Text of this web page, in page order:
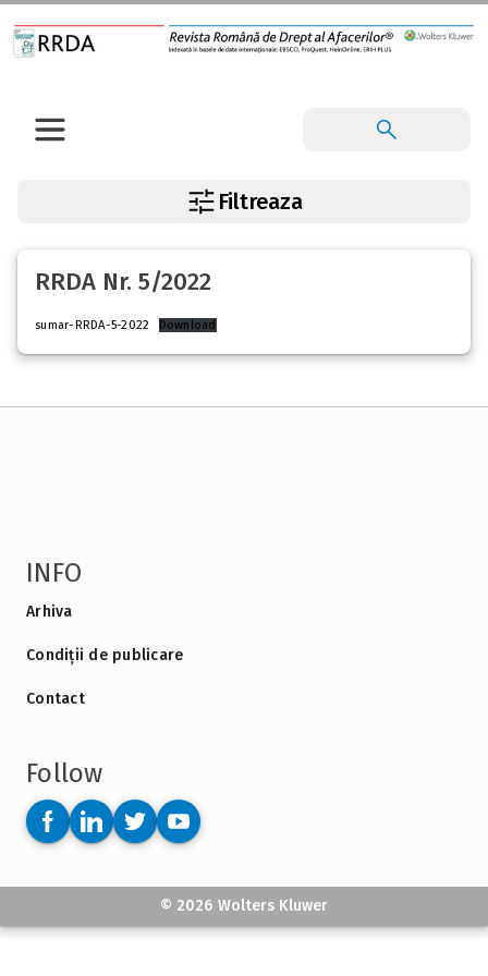
Filtreaza
RRDA Nr. 5/2022
sumar-RRDA-5-2022 Download
INFO
Arhiva
Condiții de publicare
Contact
Follow
© 2026 Wolters Kluwer